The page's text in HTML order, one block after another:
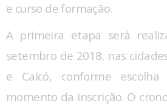
e curso de formação.
A primeira etapa será
setembro de 2018, nas
e Caicó, conforme
momento da inscrição. O